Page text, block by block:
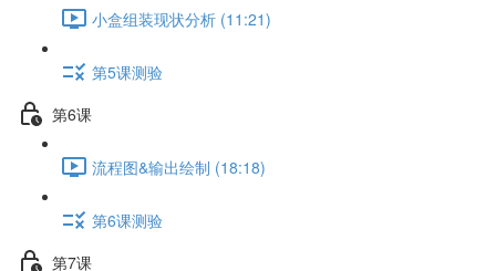
小盒组装现状分析 (11:21)
第5课测验
第6课
流程图&输出绘制 (18:18)
第6课测验
第7课